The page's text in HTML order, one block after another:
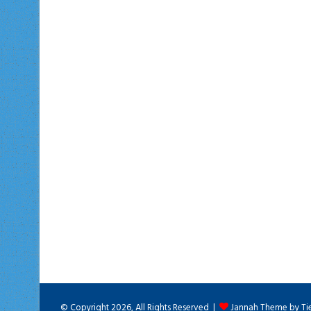
© Copyright 2026, All Rights Reserved | Jannah Theme by